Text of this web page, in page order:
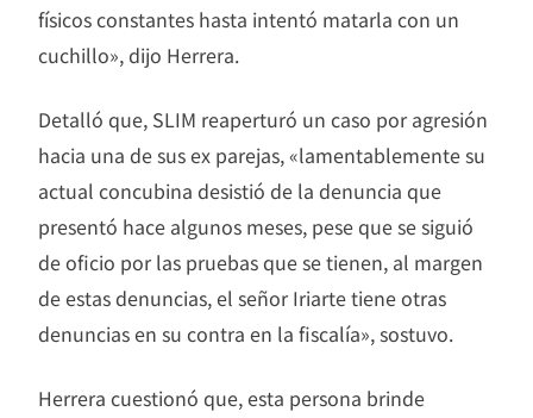
físicos constantes hasta intentó matarla con un
cuchillo», dijo Herrera.
Detalló que, SLIM reaperturó un caso por agresión
hacia una de sus ex parejas, «lamentablemente su
actual concubina desistió de la denuncia que
presentó hace algunos meses, pese que se siguió
de oficio por las pruebas que se tienen, al margen
de estas denuncias, el señor Iriarte tiene otras
denuncias en su contra en la fiscalía», sostuvo.
Herrera cuestionó que, esta persona brinde